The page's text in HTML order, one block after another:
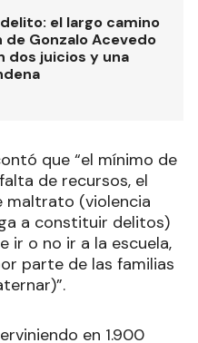
el largo camino
Gonzalo Acevedo
dos juicios y una
que “el mínimo de
de recursos, el
maltrato (violencia
a constituir delitos)
ir o no ir a la escuela,
parte de las familias
en 1.900